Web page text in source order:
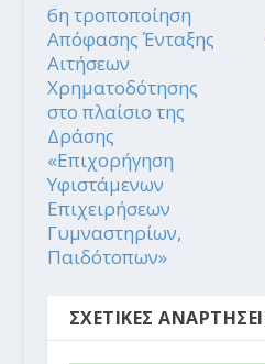
6η τροποποίηση
Απόφασης Ένταξης
Αιτήσεων
Χρηματοδότησης
στο πλαίσιο της
Δράσης
«Επιχορήγηση
Υφιστάμενων
Επιχειρήσεων
Γυμναστηρίων,
Παιδότοπων»
ΣΧΕΤΙΚΕΣ